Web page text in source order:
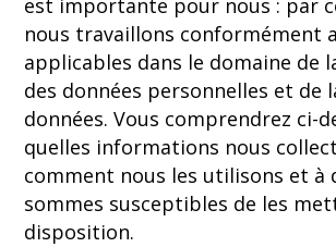
est importante pour nous : par
nous travaillons conformément
applicables dans le domaine de
des données personnelles et de
données. Vous comprendrez ci-
quelles informations nous
comment nous les utilisons et à
sommes susceptibles de les
disposition.